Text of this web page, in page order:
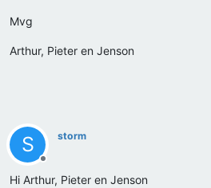
Mvg
Arthur, Pieter en Jenson
S
Offline
storm
Hi Arthur, Pieter en Jenson